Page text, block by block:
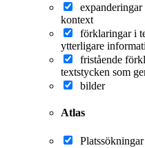
expanderingar
kontext
förklaringar i
ytterligare
fristående
textstycken som
bilder
Atlas